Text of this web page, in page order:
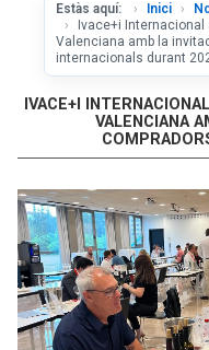
Estàs aquí: Inici
Ivace+i
Valenciana amb la
internacionals durant
IVACE+I
VALENCIANA